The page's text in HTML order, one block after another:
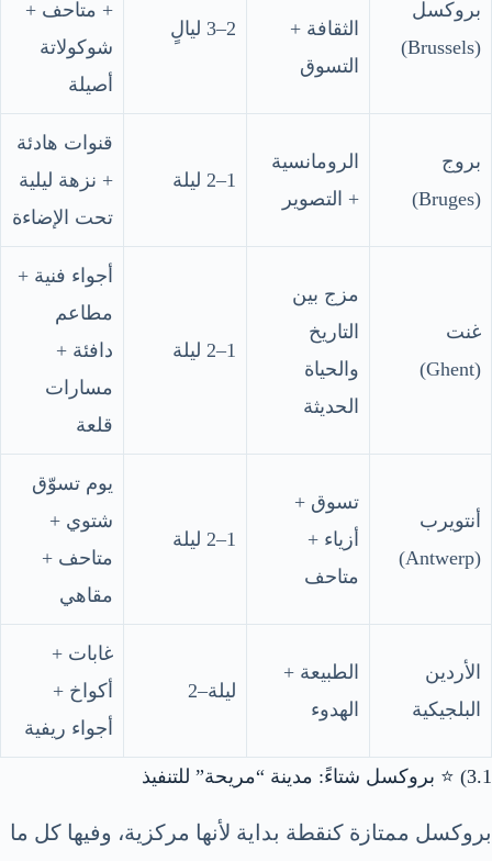
بروكسل
(Brussels)
الثقافة +
التسوق
2–3 ليالٍ
+ متاحف +
شوكولاتة
أصيلة
بروج
(Bruges)
الرومانسية
+ التصوير
1–2 ليلة
قنوات هادئة
+ نزهة ليلية
تحت الإضاءة
غنت
(Ghent)
مزج بين
التاريخ
والحياة
الحديثة
1–2 ليلة
أجواء فنية +
مطاعم
دافئة +
مسارات
قلعة
أنتويرب
(Antwerp)
تسوق +
أزياء +
متاحف
1–2 ليلة
يوم تسوّق
شتوي +
متاحف +
مقاهي
الأردين
البلجيكية
الطبيعة +
الهدوء
ليلة–2
غابات +
أكواخ +
أجواء ريفية
3.1) ⭐ بروكسل شتاءً: مدينة “مريحة” للتنفيذ
بروكسل ممتازة كنقطة بداية لأنها مركزية، وفيها كل ما